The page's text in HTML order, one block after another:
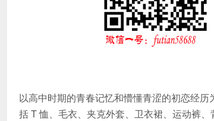
以高中时期的青春记忆和懵懂青涩的初恋经
括 T 恤、毛衣、夹克外套、卫衣裙、运动裤